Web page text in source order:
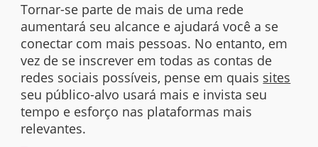
Tornar-se parte de mais de uma rede
aumentará seu alcance e ajudará você a se
conectar com mais pessoas. No entanto, em
vez de se inscrever em todas as contas de
redes sociais possíveis, pense em quais sites
seu público-alvo usará mais e invista seu
tempo e esforço nas plataformas mais
relevantes.